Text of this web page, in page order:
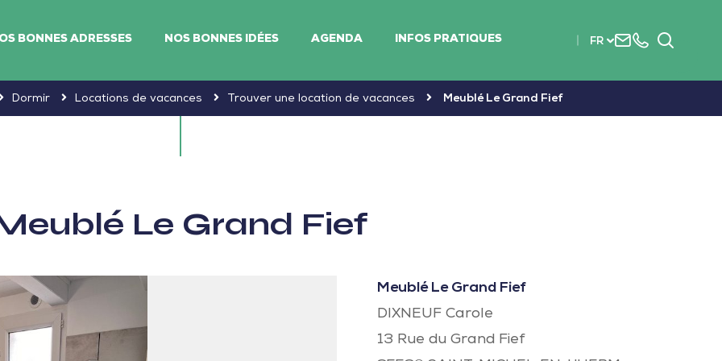
BONNES ADRESSES NOS BONNES IDÉES AGENDA INFOS PRATIQUES FR
Nous+33
Dormir Locations de vacances Trouver une location de vacances Meublé Le Grand Fief
Le Grand Fief
Meublé Le Grand Fief
DIXNEUF Carole
13 Rue du Grand Fief